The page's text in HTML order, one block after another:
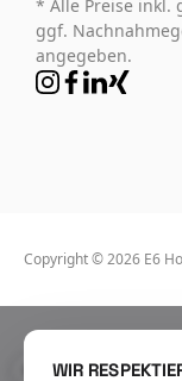
* Alle Preise inkl.
ggf.
angegeben.
Copyright © 2026 E6
WIR